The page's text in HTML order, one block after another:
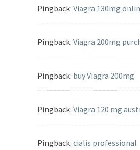
Pingback: Viagra 130mg
Pingback: Viagra 200mg
Pingback: buy Viagra 200mg
Pingback: Viagra 120 mg
Pingback: cialis professional